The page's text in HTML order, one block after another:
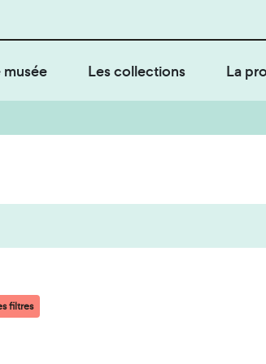
musée Les collections La
filtres